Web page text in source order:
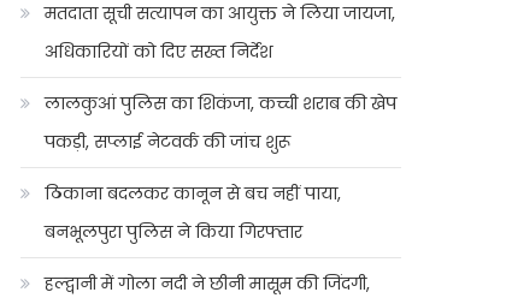
मतदाता सूची सत्यापन का आयुक्त ने लिया जायजा,
अधिकारियों को दिए सख्त निर्देश
लालकुआं पुलिस का शिकंजा, कच्ची शराब की खेप
पकड़ी, सप्लाई नेटवर्क की जांच शुरू
ठिकाना बदलकर कानून से बच नहीं पाया,
बनभूलपुरा पुलिस ने किया गिरफ्तार
हल्द्वानी में गोला नदी ने छीनी मासूम की जिंदगी,